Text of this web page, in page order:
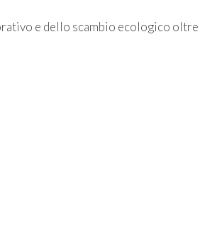
e dello scambio ecologico oltre